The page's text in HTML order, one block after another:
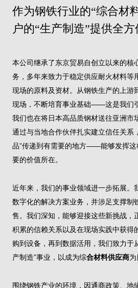
作为钢铁行业的“综合材
户的“生产制造”提供全方
本公司继承了东京贸易自创立以来的
务，多年来致力于稳定供应耐火材料等
现场的原料及资材。从钢铁生产的上游
现场，不断培育事业基础——这是我们
我们也在将日本高品质钢材送往亚洲市
通过与当地合作伙伴扎实建立信任关系
品”传递到有需要的地方——能够发挥这
要的价值所在。
近年来，我们的事业领域进一步拓展。
数字化的解决方案业务，并涉足支撑制
售。我们深知，能够迎接这些新挑战，
积累的信赖关系以及在现场实践中获得
购到设备，再到数据活用，我们致力于
产制造”事业，以成为综合材料供应商为
围绕钢铁产业的环境，因通商政策、地